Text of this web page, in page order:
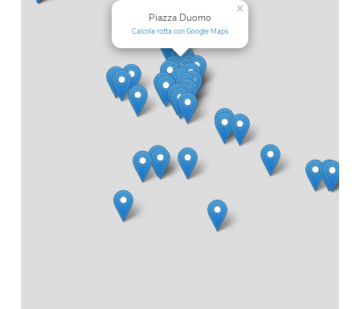
Piazza Duomo
Calcola rotta con Google Maps
×